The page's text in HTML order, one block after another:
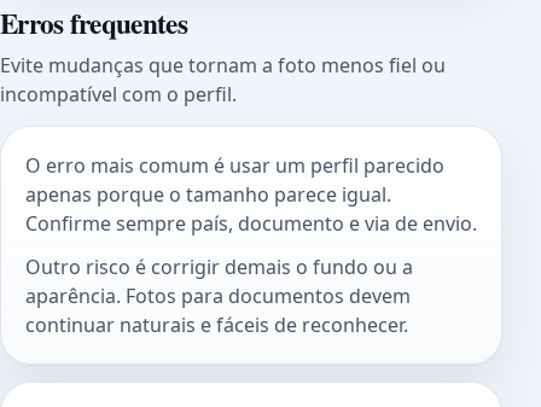
Erros frequentes
Evite mudanças que tornam a foto menos fiel ou
incompatível com o perfil.
O erro mais comum é usar um perfil parecido
apenas porque o tamanho parece igual.
Confirme sempre país, documento e via de envio.
Outro risco é corrigir demais o fundo ou a
aparência. Fotos para documentos devem
continuar naturais e fáceis de reconhecer.